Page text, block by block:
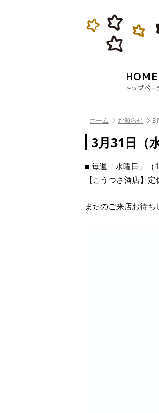
HOME
トップペー
ホーム お知らせ 3
3月31日（
■ 毎週「水曜日」（
【こうつさ酒店】定
またのご来店お待ち